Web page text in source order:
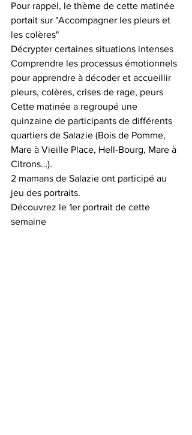
Pour rappel, le thème de cette matinée
portait sur "Accompagner les pleurs et
les colères"
Décrypter certaines situations intenses
Comprendre les processus émotionnels
pour apprendre à décoder et accueillir
pleurs, colères, crises de rage, peurs
Cette matinée a regroupé une
quinzaine de participants de différents
quartiers de Salazie (Bois de Pomme,
Mare à Vieille Place, Hell-Bourg, Mare à
Citrons…).
2 mamans de Salazie ont participé au
jeu des portraits.
Découvrez le 1er portrait de cette
semaine